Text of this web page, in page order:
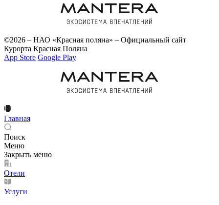
©2026 – НАО «Красная поляна» – Официальный сайт
Курорта Красная Поляна
App Store Google Play
Главная
Поиск
Меню
Закрыть меню
Отели
Услуги